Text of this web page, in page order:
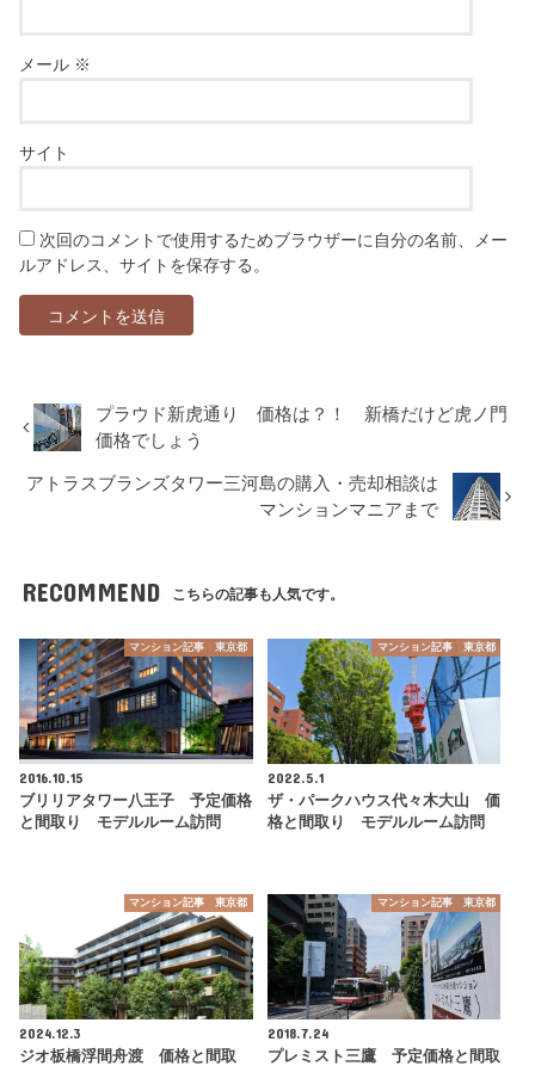
メール ※
サイト
次回のコメントで使用するためブラウザーに自分の名前、メー
ルアドレス、サイトを保存する。
プラウド新虎通り 価格は？！ 新橋だけど虎ノ門
価格でしょう
アトラスブランズタワー三河島の購入・売却相談は
マンションマニアまで
RECOMMEND こちらの記事も人気です。
マンション記事 東京都
2016.10.15
ブリリアタワー八王子 予定価格
と間取り モデルルーム訪問
マンション記事 東京都
2022.5.1
ザ・パークハウス代々木大山 価
格と間取り モデルルーム訪問
マンション記事 東京都
2024.12.3
ジオ板橋浮間舟渡 価格と間取
マンション記事 東京都
2018.7.24
プレミスト三鷹 予定価格と間取